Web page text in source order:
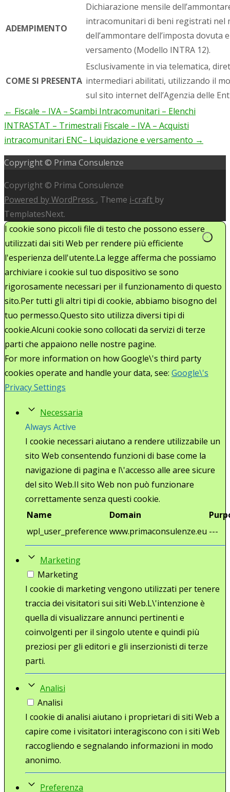
ADEMPIMENTO
Dichiarazione mensile
intracomunitari di beni registrati nel
dell’ammontare dell’imposta dovuta
versamento (Modello INTRA 12).
COME SI PRESENTA
Esclusivamente in via telematica,
intermediari abilitati, utilizzando il
sul sito internet dell’Agenzia delle
Post
navigation
← Fiscale – IVA – Scambi Intracomunitari – Elenchi
INTRASTAT – Trimestrali Fiscale – IVA – Acquisti
intracomunitari ENC– Liquidazione e versamento →
Copyright © Prima Consulenze
Copyright © Prima Consulenze
Powered by WordPress , Theme i-craft by
TemplatesNext.
I cookie sono piccoli file di testo che possono essere
utilizzati dai siti Web per rendere più efficiente
l'esperienza dell'utente.La legge afferma che possiamo
archiviare i cookie sul tuo dispositivo se sono
rigorosamente necessari per il funzionamento di questo
sito.Per tutti gli altri tipi di cookie, abbiamo bisogno del
tuo permesso.Questo sito utilizza diversi tipi di
cookie.Alcuni cookie sono collocati da servizi di terze
parti che appaiono nelle nostre pagine.
For more information on how Google\'s third party
cookies operate and handle your data, see: Google\'s
Privacy Settings
Necessaria
Always Active
I cookie necessari aiutano a rendere utilizzabile un
sito Web consentendo funzioni di base come la
navigazione di pagina e l\'accesso alle aree sicure
del sito Web.Il sito Web non può funzionare
correttamente senza questi cookie.
Name
Domain
wpl_user_preference www.primaconsulenze.eu ---
Marketing
Marketing
I cookie di marketing vengono utilizzati per tenere
traccia dei visitatori sui siti Web.L\'intenzione è
quella di visualizzare annunci pertinenti e
coinvolgenti per il singolo utente e quindi più
preziosi per gli editori e gli inserzionisti di terze
parti.
Analisi
Analisi
I cookie di analisi aiutano i proprietari di siti Web a
capire come i visitatori interagiscono con i siti Web
raccogliendo e segnalando informazioni in modo
anonimo.
Preferenza